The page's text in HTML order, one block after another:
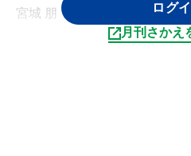
宮城 朋
琉球大学病院 第三内科
ログ
月刊さかえ